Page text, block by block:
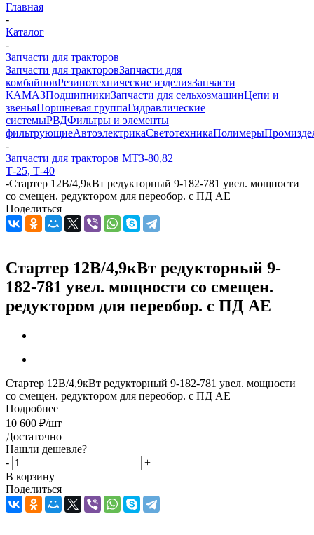
Главная
-
Каталог
-
Запчасти для тракторов
Запчасти для тракторовЗапчасти для
комбайновРезинотехнические изделияЗапчасти
КАМАЗПодшипникиЗапчасти для сельхозмашинЦепи и
звеньяПоршневая группаГидравлические
системыРВДФильтры и элементы
фильтрующиеАвтоэлектрикаСветотехникаПолимеры
-
Запчасти для тракторов МТЗ-80,82
Т-25, Т-40
-Стартер 12В/4,9кВт редукторный 9-182-781 увел. мощности
со смещен. редуктором для переобор. с ПД AE
Поделиться
Стартер 12В/4,9кВт редукторный 9-
182-781 увел. мощности со смещен.
редуктором для переобор. с ПД AE
Стартер 12В/4,9кВт редукторный 9-182-781 увел. мощности
со смещен. редуктором для переобор. с ПД AE
Подробнее
10 600 ₽/шт
Достаточно
Нашли дешевле?
-
+
В корзину
Поделиться